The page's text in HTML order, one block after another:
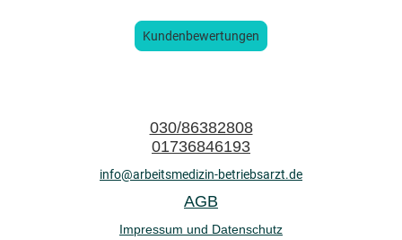
Kundenbewertungen
030/86382808
01736846193
info@arbeitsmedizin-betriebsarzt.de
AGB
Impressum und Datenschutz